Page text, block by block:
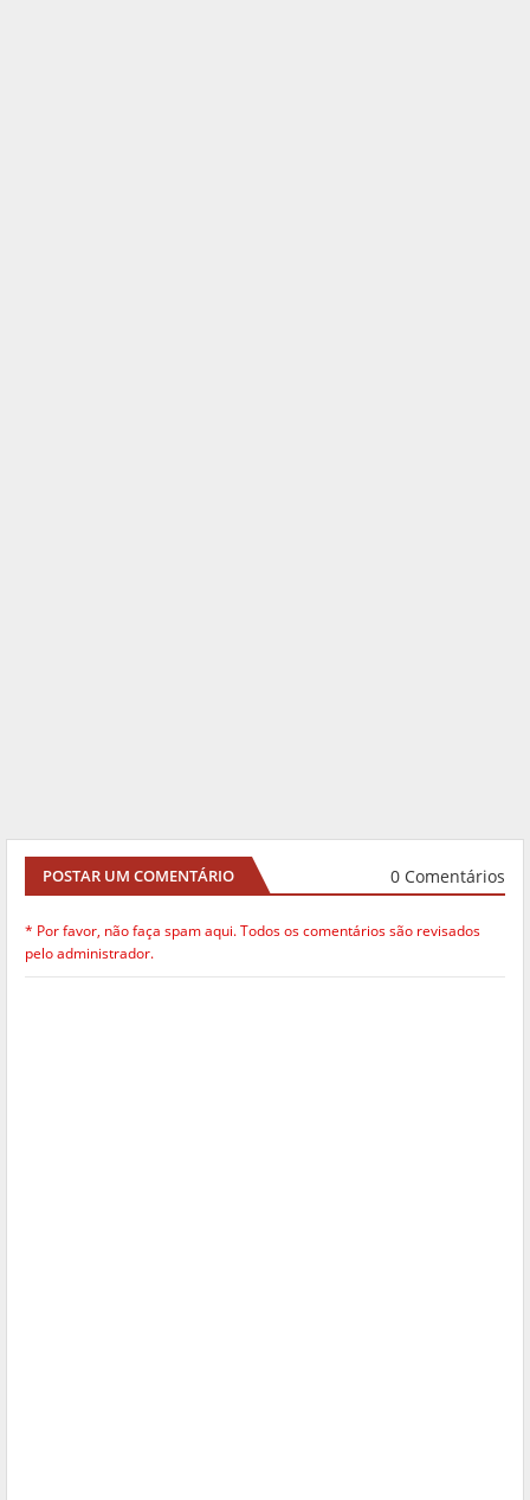
POSTAR UM COMENTÁRIO 0 Comentários
* Por favor, não faça spam aqui. Todos os comentários são revisados
pelo administrador.